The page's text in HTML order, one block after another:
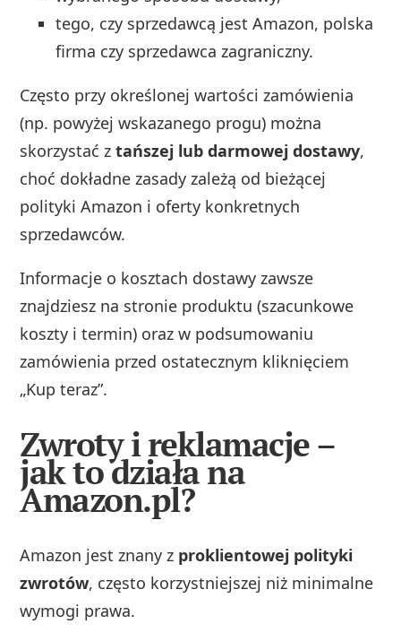
tego, czy sprzedawcą jest Amazon, polska
firma czy sprzedawca zagraniczny.
Często przy określonej wartości zamówienia
(np. powyżej wskazanego progu) można
skorzystać ztańszej lub darmowej dostawy,
choć dokładne zasady zależą od bieżącej
polityki Amazon i oferty konkretnych
sprzedawców.
Informacje o kosztach dostawy zawsze
znajdziesz na stronie produktu (szacunkowe
koszty i termin) oraz w podsumowaniu
zamówienia przed ostatecznym kliknięciem
„Kup teraz”.
Zwroty i reklamacje –
jak to działa na
Amazon.pl?
Amazon jest znany z proklientowej polityki
zwrotów, często korzystniejszej niż minimalne
wymogi prawa.